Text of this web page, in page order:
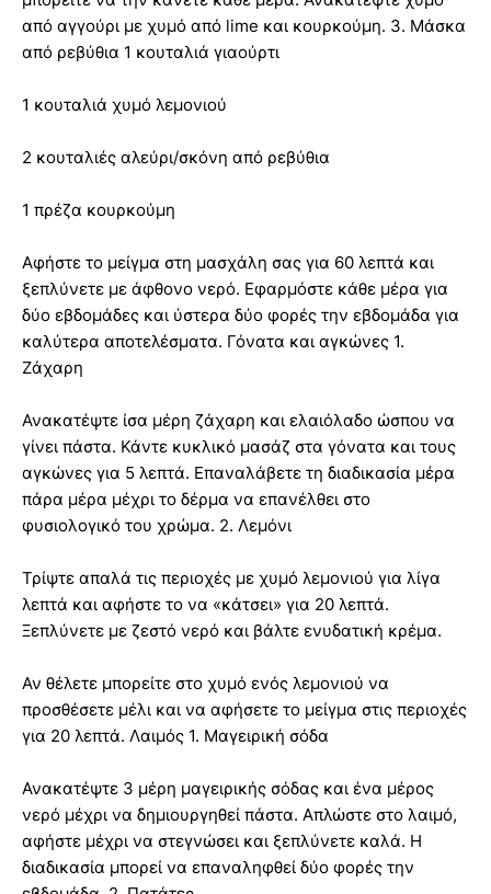
από αγγούρι με χυμό από lime και κουρκούμη. 3. Μάσκα
από ρεβύθια 1 κουταλιά γιαούρτι
1 κουταλιά χυμό λεμονιού
2 κουταλιές αλεύρι/σκόνη από ρεβύθια
1 πρέζα κουρκούμη
Αφήστε το μείγμα στη μασχάλη σας για 60 λεπτά και
ξεπλύνετε με άφθονο νερό. Εφαρμόστε κάθε μέρα για
δύο εβδομάδες και ύστερα δύο φορές την εβδομάδα για
καλύτερα αποτελέσματα. Γόνατα και αγκώνες 1.
Ζάχαρη
Ανακατέψτε ίσα μέρη ζάχαρη και ελαιόλαδο ώσπου να
γίνει πάστα. Κάντε κυκλικό μασάζ στα γόνατα και τους
αγκώνες για 5 λεπτά. Επαναλάβετε τη διαδικασία μέρα
πάρα μέρα μέχρι το δέρμα να επανέλθει στο
φυσιολογικό του χρώμα. 2. Λεμόνι
Τρίψτε απαλά τις περιοχές με χυμό λεμονιού για λίγα
λεπτά και αφήστε το να «κάτσει» για 20 λεπτά.
Ξεπλύνετε με ζεστό νερό και βάλτε ενυδατική κρέμα.
Αν θέλετε μπορείτε στο χυμό ενός λεμονιού να
προσθέσετε μέλι και να αφήσετε το μείγμα στις περιοχές
για 20 λεπτά. Λαιμός 1. Μαγειρική σόδα
Ανακατέψτε 3 μέρη μαγειρικής σόδας και ένα μέρος
νερό μέχρι να δημιουργηθεί πάστα. Απλώστε στο λαιμό,
αφήστε μέχρι να στεγνώσει και ξεπλύνετε καλά. Η
διαδικασία μπορεί να επαναληφθεί δύο φορές την